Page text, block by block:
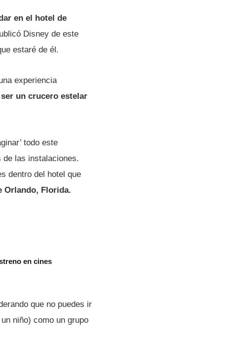
en el hotel de
Disney de este
estaré de él.
experiencia
un crucero estelar
todo este
de las instalaciones.
dentro del hotel que
Orlando, Florida.
en cines
que no puedes ir
niño) como un grupo